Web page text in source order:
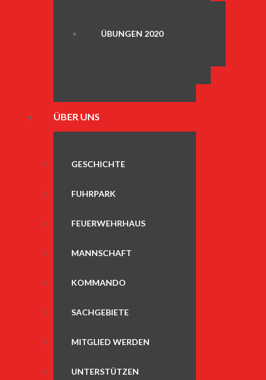
ÜBUNGEN 2020
ÜBER UNS
GESCHICHTE
FUHRPARK
FEUERWEHRHAUS
MANNSCHAFT
KOMMANDO
SACHGEBIETE
MITGLIED WERDEN
UNTERSTÜTZEN